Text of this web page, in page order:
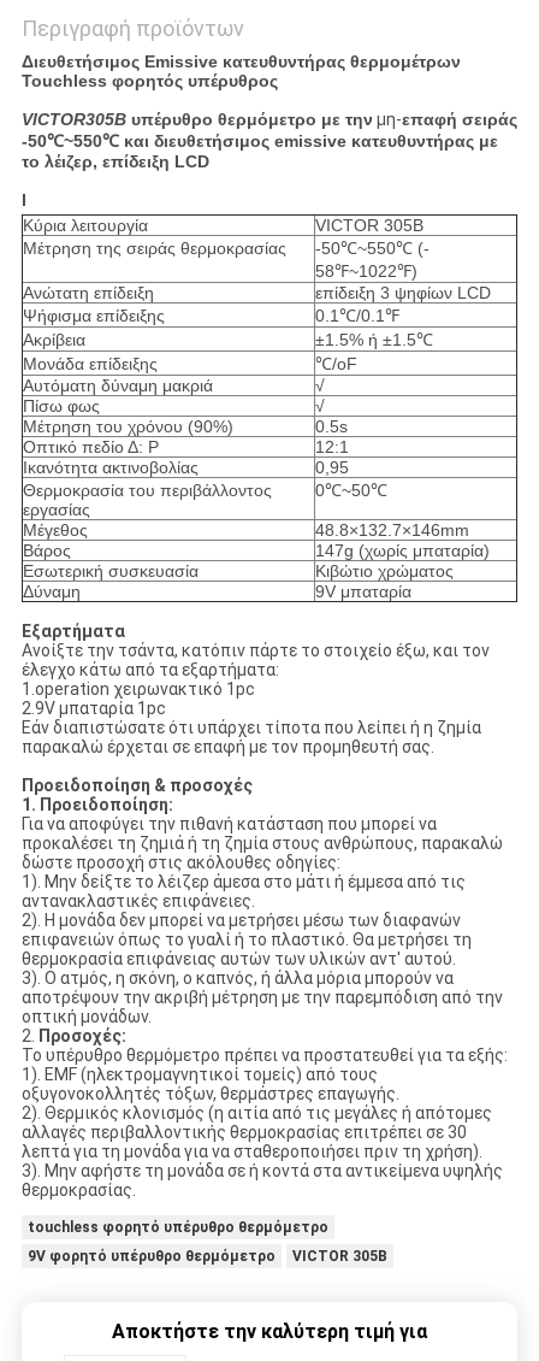
Περιγραφή προϊόντων
Διευθετήσιμος Emissive κατευθυντήρας θερμομέτρων
Touchless φορητός υπέρυθρος
VICTOR305B υπέρυθρο θερμόμετρο με την μη-επαφή σειράς
-50℃~550℃ και διευθετήσιμος emissive κατευθυντήρας με
το λέιζερ, επίδειξη LCD
Ι
Κύρια λειτουργία
VICTOR 305B
Μέτρηση της σειράς θερμοκρασίας
-50℃~550℃ (-
58℉~1022℉)
Ανώτατη επίδειξη
επίδειξη 3 ψηφίων LCD
Ψήφισμα επίδειξης
0.1℃/0.1℉
Ακρίβεια
±1.5% ή ±1.5℃
Μονάδα επίδειξης
℃/oF
Αυτόματη δύναμη μακριά
√
Πίσω φως
√
Μέτρηση του χρόνου (90%)
0.5s
Οπτικό πεδίο Δ: Ρ
12:1
Ικανότητα ακτινοβολίας
0,95
Θερμοκρασία του περιβάλλοντος
εργασίας
0℃~50℃
Μέγεθος
48.8×132.7×146mm
Βάρος
147g (χωρίς μπαταρία)
Εσωτερική συσκευασία
Κιβώτιο χρώματος
Δύναμη
9V μπαταρία
Εξαρτήματα
Ανοίξτε την τσάντα, κατόπιν πάρτε το στοιχείο έξω, και τον
έλεγχο κάτω από τα εξαρτήματα:
1.operation χειρωνακτικό 1pc
2.9V μπαταρία 1pc
Εάν διαπιστώσατε ότι υπάρχει τίποτα που λείπει ή η ζημία
παρακαλώ έρχεται σε επαφή με τον προμηθευτή σας.
Προειδοποίηση & προσοχές
1. Προειδοποίηση:
Για να αποφύγει την πιθανή κατάσταση που μπορεί να
προκαλέσει τη ζημιά ή τη ζημία στους ανθρώπους, παρακαλώ
δώστε προσοχή στις ακόλουθες οδηγίες:
1). Μην δείξτε το λέιζερ άμεσα στο μάτι ή έμμεσα από τις
αντανακλαστικές επιφάνειες.
2). Η μονάδα δεν μπορεί να μετρήσει μέσω των διαφανών
επιφανειών όπως το γυαλί ή το πλαστικό. Θα μετρήσει τη
θερμοκρασία επιφάνειας αυτών των υλικών αντ' αυτού.
3). Ο ατμός, η σκόνη, ο καπνός, ή άλλα μόρια μπορούν να
αποτρέψουν την ακριβή μέτρηση με την παρεμπόδιση από την
οπτική μονάδων.
2. Προσοχές:
Το υπέρυθρο θερμόμετρο πρέπει να προστατευθεί για τα εξής:
1). EMF (ηλεκτρομαγνητικοί τομείς) από τους
οξυγονοκολλητές τόξων, θερμάστρες επαγωγής.
2). Θερμικός κλονισμός (η αιτία από τις μεγάλες ή απότομες
αλλαγές περιβαλλοντικής θερμοκρασίας επιτρέπει σε 30
λεπτά για τη μονάδα για να σταθεροποιήσει πριν τη χρήση).
3). Μην αφήστε τη μονάδα σε ή κοντά στα αντικείμενα υψηλής
θερμοκρασίας.
touchless φορητό υπέρυθρο θερμόμετρο
9V φορητό υπέρυθρο θερμόμετρο
VICTOR 305B
Αποκτήστε την καλύτερη τιμή για